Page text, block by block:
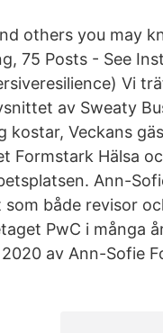
others you may
75 Posts - See
Vi
av Sweaty
kostar, Veckans
Formstark Hälsa
Ann-
både revisor
PwC i många
av Ann-Sofie